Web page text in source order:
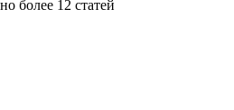
более 12 статей